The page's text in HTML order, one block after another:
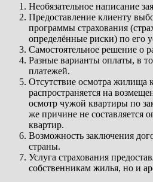
Необязательное написание
Предоставление клиенту
программы страхования
определённые риски) по его
Самостоятельное решение о
Разные варианты оплаты, в
платежей.
Отсутствие осмотра жилища
распространяется на
осмотр чужой квартиры по
же причине не составляется
квартир.
Возможность заключения
страны.
Услуга страхования
собственникам жилья, но и